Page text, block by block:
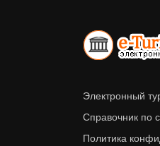
Электронный
Справочник по
Политика